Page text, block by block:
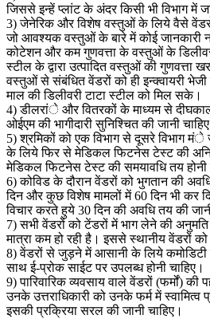
जिससे इन्हें प्लांट के अंदर किसी भी विभाग में
3) जेनेरिक और विशेष वस्तुओं के लिये वैसे वेंडरों
जो आवश्यक वस्तुओं के बारे में कोई
कोटेशन और कम गुणवत्ता के वस्तुओं के
स्टील के द्वारा उत्पादित वस्तुओं की गुणवत्ता
वस्तुओं से संबंधित वेंडरों को ही इन्क्वायरी भेजी
माल की डिलीवरी टाटा स्टील को मिल सके।
4) डीलरांे और वितरकों के माध्यम से
ओईएम की भागीदारी सुनिश्चित की जानी
5) श्रमिकों को एक विभाग से दूसरे विभाग मंे
के लिये फिर से मेडिकल फिटनेस टेस्ट की
मेडिकल फिटनेस टेस्ट की समयावधि तय होनी
6) कोविड के दौरान वेंडरों को भुगतान की
दिन और कुछ विशेष मामलों में 60 दिन भी कर
विचार करते हुये 30 दिन की अवधि तय की
7) सभी वेंडरों को टेंडरों में भाग लेने की
मात्रा कम हो रही है। इससे स्थानीय वेंडरों को
8) वेंडरों से जुड़ने में आसानी के लिये
साथ ई-प्रोक साईट पर उपलब्ध होनी चाहिए।
9) पारिवारिक व्यवसाय वाले वेंडरों (फर्मों) की
उनके उत्तराधिकारी को उनके फर्म में स्वामित्व
इसकी प्रक्रिया सरल की जानी चाहिए।